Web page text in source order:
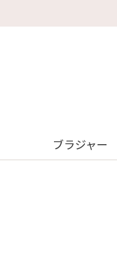
【重要】地
ブラジャー